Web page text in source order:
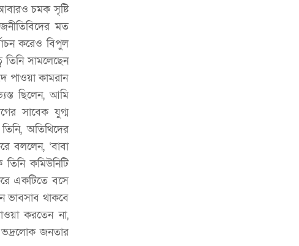
চমক সৃষ্টি
মত
করেও বিপুল
সামলেছেন
পাওয়া কামরান
ছিলেন, আমি
সাবেক যুগ্ম
অতিথিদের
বললেন, ‘বাবা
কমিউনিটি
একটিতে বসে
ভাবসাব থাকবে
করতেন না,
জনতার